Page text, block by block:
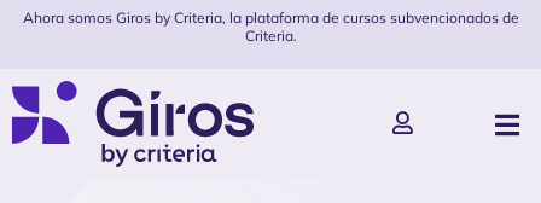
Ahora somos Giros by Criteria, la plataforma de cursos subvencionados de
Criteria.